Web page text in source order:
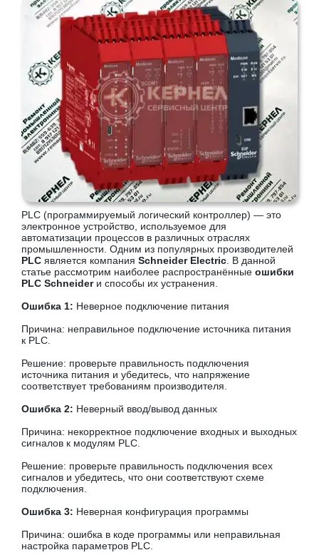
PLC (программируемый логический контроллер) — это
электронное устройство, используемое для
автоматизации процессов в различных отраслях
промышленности. Одним из популярных производителей
PLC является компания Schneider Electric . В данной
статье рассмотрим наиболее распространённые ошибки
PLC Schneiderи способы их устранения.
Ошибка 1: Неверное подключение питания
Причина: неправильное подключение источника питания
к PLC.
Решение: проверьте правильность подключения
источника питания и убедитесь, что напряжение
соответствует требованиям производителя.
Ошибка 2: Неверный ввод/вывод данных
Причина: некорректное подключение входных и выходных
сигналов к модулям PLC.
Решение: проверьте правильность подключения всех
сигналов и убедитесь, что они соответствуют схеме
подключения.
Ошибка 3: Неверная конфигурация программы
Причина: ошибка в коде программы или неправильная
настройка параметров PLC.